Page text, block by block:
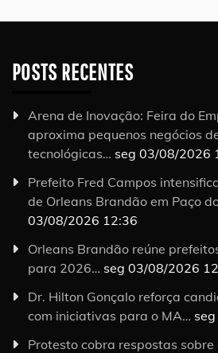
POSTS RECENTES
Arena de Inovação: Feira do
aproxima pequenos negócios
tecnológicas… seg 03/08/2026
Prefeito Fred Campos
de Orleans Brandão em Paço
03/08/2026 12:36
Orleans Brandão reúne
para 2026… seg 03/08/2026
Dr. Hilton Gonçalo reforça
com iniciativas para o MA…
Protesto cobra respostas